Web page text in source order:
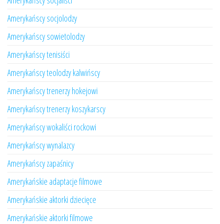
Amerykańscy socjolodzy
Amerykańscy sowietolodzy
Amerykańscy tenisiści
Amerykańscy teolodzy kalwińscy
Amerykańscy trenerzy hokejowi
Amerykańscy trenerzy koszykarscy
Amerykańscy wokaliści rockowi
Amerykańscy wynalazcy
Amerykańscy zapaśnicy
Amerykańskie adaptacje filmowe
Amerykańskie aktorki dziecięce
Amerykańskie aktorki filmowe